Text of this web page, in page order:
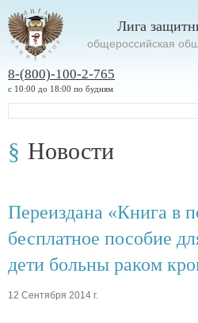
Лига
oбщероссийская
8-(800)-100-2-765
с 10:00 до 18:00 по будням
Новости
Переиздана «Книга в
бесплатное пособие
дети больны раком
12 Сентября 2014 г.